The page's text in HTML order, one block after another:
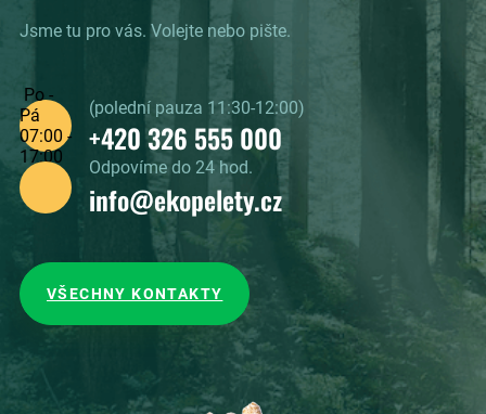
Jsme tu pro vás. Volejte nebo pište.
Po -
Pá
07:00 -
17:00
(polední pauza 11:30-12:00)
+420 326 555 000
Odpovíme do 24 hod.
info@ekopelety.cz
VŠECHNY KONTAKTY